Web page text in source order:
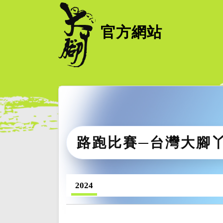
官方網站
路跑比賽─台灣大腳
2024